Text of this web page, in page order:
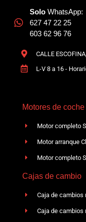
Solo WhatsApp:
627 47 22 25
603 62 96 76
CALLE
L-V 8 a 16 -
Motores de coche
Motor completo
Motor arranque
Motor completo
Cajas de cambio
Caja de cambios
Caja de cambios